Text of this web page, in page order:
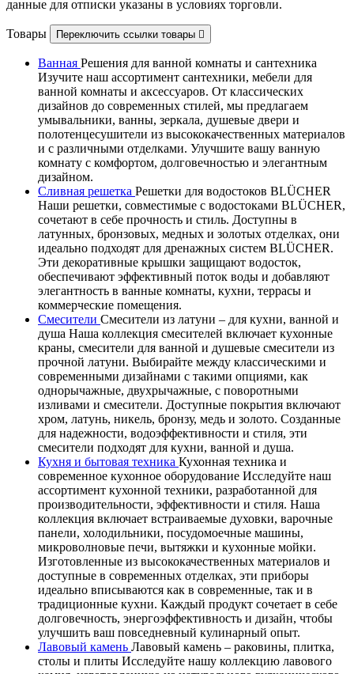
данные для отписки указаны в условиях торговли.
Товары Переключить ссылки товары 
Ванная Решения для ванной комнаты и сантехника
Изучите наш ассортимент сантехники, мебели для
ванной комнаты и аксессуаров. От классических
дизайнов до современных стилей, мы предлагаем
умывальники, ванны, зеркала, душевые двери и
полотенцесушители из высококачественных материалов
и с различными отделками. Улучшите вашу ванную
комнату с комфортом, долговечностью и элегантным
дизайном.
Сливная решетка Решетки для водостоков BLÜCHER
Наши решетки, совместимые с водостоками BLÜCHER,
сочетают в себе прочность и стиль. Доступны в
латунных, бронзовых, медных и золотых отделках, они
идеально подходят для дренажных систем BLÜCHER.
Эти декоративные крышки защищают водосток,
обеспечивают эффективный поток воды и добавляют
элегантность в ванные комнаты, кухни, террасы и
коммерческие помещения.
Смесители Смесители из латуни – для кухни, ванной и
душа Наша коллекция смесителей включает кухонные
краны, смесители для ванной и душевые смесители из
прочной латуни. Выбирайте между классическими и
современными дизайнами с такими опциями, как
однорычажные, двухрычажные, с поворотными
изливами и смесители. Доступные покрытия включают
хром, латунь, никель, бронзу, медь и золото. Созданные
для надежности, водоэффективности и стиля, эти
смесители подходят для кухни, ванной и душа.
Кухня и бытовая техника Кухонная техника и
современное кухонное оборудование Исследуйте наш
ассортимент кухонной техники, разработанной для
производительности, эффективности и стиля. Наша
коллекция включает встраиваемые духовки, варочные
панели, холодильники, посудомоечные машины,
микроволновые печи, вытяжки и кухонные мойки.
Изготовленные из высококачественных материалов и
доступные в современных отделках, эти приборы
идеально вписываются как в современные, так и в
традиционные кухни. Каждый продукт сочетает в себе
долговечность, энергоэффективность и дизайн, чтобы
улучшить ваш повседневный кулинарный опыт.
Лавовый камень Лавовый камень – раковины, плитка,
столы и плиты Исследуйте нашу коллекцию лавового